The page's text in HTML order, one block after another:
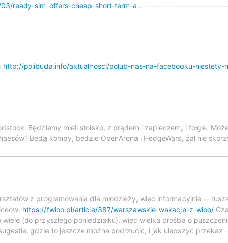
ready-sim-offers-cheap-short-term-a…
http://polibuda.info/aktualnosci/polub-nas-na-facebooku-niestety-
Będziemy mieli stoisko, z prądem i zapleczem, i fołgle.
Będą kompy, będzie OpenArena i HedgeWars, żal nie
z programowania dla młodzieży, więc informacyjnie --
https://fwioo.pl/article/387/warszawskie-wakacje-z-wioo/
(do przyszłego poniedziałku), więc wielka prośba o
gdzie to jeszcze można podrzucić, i jak ulepszyć przekaz